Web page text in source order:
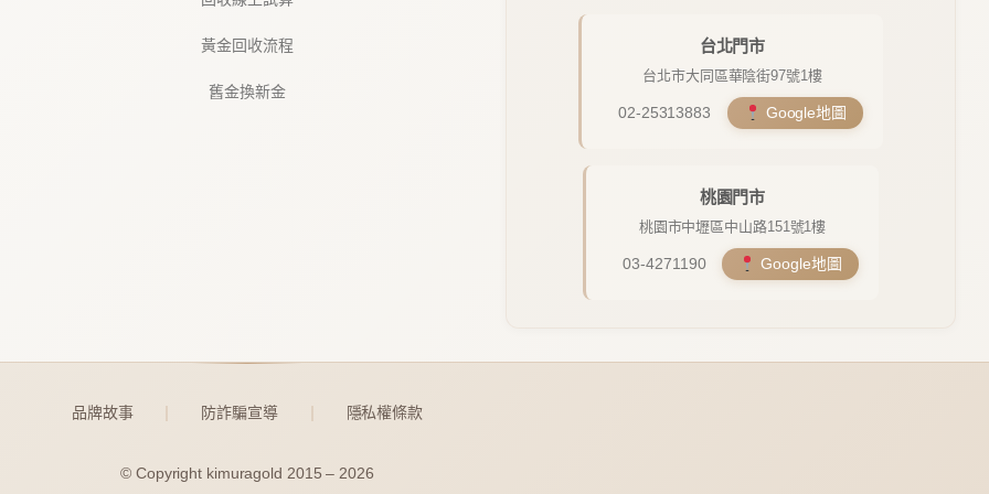
黃金回收流程
舊金換新金
台北門市
台北市大同區華陰街97號1樓
02-25313883 Google地圖
桃園門市
桃園市中壢區中山路151號1樓
03-4271190 Google地圖
品牌故事 防詐騙宣導 隱私權條款
© Copyright kimuragold 2015 – 2026